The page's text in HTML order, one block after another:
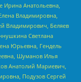
Ирина Анатольевна,
Владимировна,
Владимирович, Беляев
Светлана
Юрьевна, Гендель
Шуманов Илья
Анатолий Мариевич,
Подузов Сергей